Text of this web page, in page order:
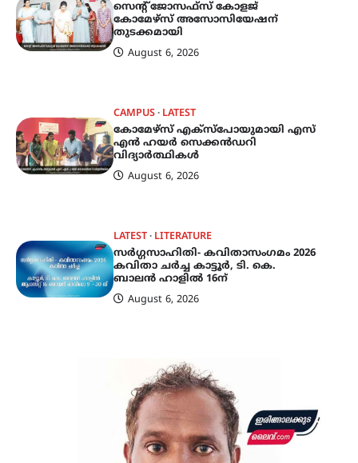
സെന്റ് ജോസഫ്സ് കോളജ്
കോമേഴ്‌സ് അസോസിയേഷന്
തുടക്കമായി
August 6, 2026
CAMPUS
LATEST
കോമേഴ്സ് എക്സ്പോയുമായി എസ്
എൻ ഹയർ സെക്കൻഡറി
വിദ്യാർത്ഥികൾ
August 6, 2026
LATEST
LITERATURE
സർഗ്ഗസാഹിതി- കവിതാസംഗമം 2026
കവിതാ ചർച്ച കാട്ടൂർ, ടി. കെ.
ബാലൻ ഹാളിൽ 16ന്
August 6, 2026